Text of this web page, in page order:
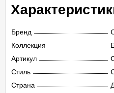
Бренд
Коллекция
Артикул
Стиль
Страна